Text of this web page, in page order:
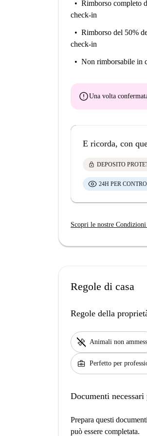
Rimborso completo
check-in
Rimborso del 50%
check-in
Non rimborsabile in
errorUna volta
E ricorda, con
lock DEPOSITO
24H PER
Scopri le nostre
Regole di casa
Regole della
pet_supplies Animali non
business_center Perfetto per
Documenti
Prepara questi
può essere completata.